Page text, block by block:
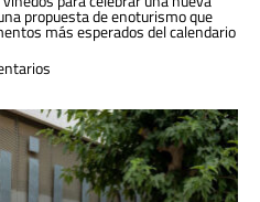
propuesta de enoturismo que
más esperados del calendario